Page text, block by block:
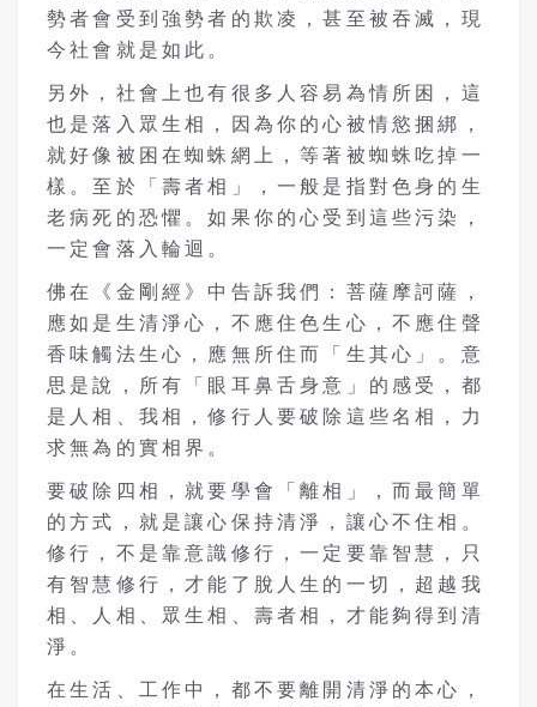
勢者會受到強勢者的欺凌，甚至被吞滅，現
今社會就是如此。
另外，社會上也有很多人容易為情所困，這
也是落入眾生相，因為你的心被情慾捆綁，
就好像被困在蜘蛛網上，等著被蜘蛛吃掉一
樣。至於「壽者相」，一般是指對色身的生
老病死的恐懼。如果你的心受到這些污染，
一定會落入輪迴。
佛在《金剛經》中告訴我們：菩薩摩訶薩，
應如是生清淨心，不應住色生心，不應住聲
香味觸法生心，應無所住而「生其心」。意
思是說，所有「眼耳鼻舌身意」的感受，都
是人相、我相，修行人要破除這些名相，力
求無為的實相界。
要破除四相，就要學會「離相」，而最簡單
的方式，就是讓心保持清淨，讓心不住相。
修行，不是靠意識修行，一定要靠智慧，只
有智慧修行，才能了脫人生的一切，超越我
相、人相、眾生相、壽者相，才能夠得到清
淨。
在生活、工作中，都不要離開清淨的本心，